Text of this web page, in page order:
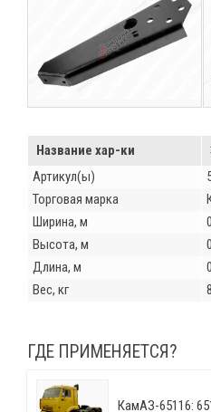
Название хар-ки
Артикул(ы)
Торговая марка
Ширина, м
Высота, м
Длина, м
Вес, кг
ГДЕ ПРИМЕНЯЕТСЯ?
КамАЗ-65116: